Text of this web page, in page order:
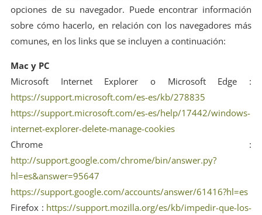
opciones de su navegador. Puede encontrar información
sobre cómo hacerlo, en relación con los navegadores más
comunes, en los links que se incluyen a continuación:
Mac y PC
Microsoft Internet Explorer o Microsoft Edge :
https://support.microsoft.com/es-es/kb/278835
https://support.microsoft.com/es-es/help/17442/windows-
internet-explorer-delete-manage-cookies
Chrome :
http://support.google.com/chrome/bin/answer.py?
hl=es&answer=95647
https://support.google.com/accounts/answer/61416?hl=es
Firefox : https://support.mozilla.org/es/kb/impedir-que-los-